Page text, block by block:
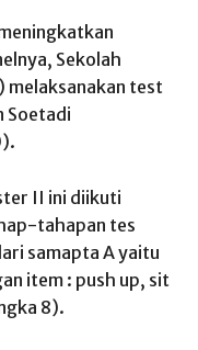
Sekolah
melaksanakan test
Soetadi
II ini diikuti
tahapan tes
samapta A yaitu
item : push up, sit
8).